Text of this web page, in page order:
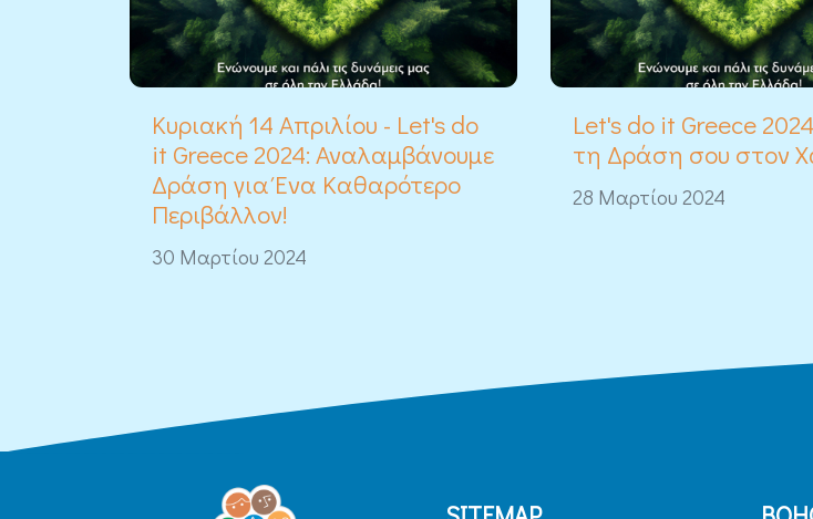
Κυριακή 14 Απριλίου - Let's do
it Greece 2024: Αναλαμβάνουμε
Δράση για Ένα Καθαρότερο
Περιβάλλον!
30 Μαρτίου 2024
Let's do it Greece
τη Δράση σου στον
28 Μαρτίου 2024